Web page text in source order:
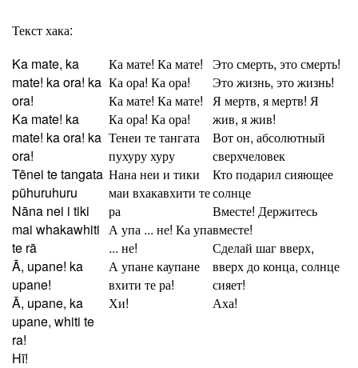
Текст хака:
Ka mate, ka
mate! ka ora! ka
ora!
Ka mate! ka
mate! ka ora! ka
ora!
Tēnei te tangata
pūhuruhuru
Nāna nei i tiki
mai whakawhiti
te rā
Ā, upane! ka
upane!
Ā, upane, ka
upane, whiti te
ra!
Hī!
Ка мате! Ка мате!
Ка ора! Ка ора!
Ка мате! Ка мате!
Ка ора! Ка ора!
Тенеи те тангата
пухуру хуру
Нана неи и тики
маи вхакавхити те
ра
А упа ... не! Ка упа
... не!
А упане каупане
вхити те ра!
Хи!
Это смерть, это смерть!
Это жизнь, это жизнь!
Я мертв, я мертв! Я
жив, я жив!
Вот он, абсолютный
сверхчеловек
Кто подарил сияющее
солнце
Вместе! Держитесь
вместе!
Сделай шаг вверх,
вверх до конца, солнце
сияет!
Аха!